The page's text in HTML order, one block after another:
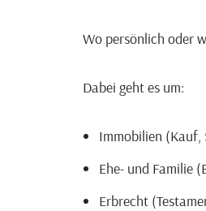
Wo persönlich oder
Dabei geht es um:
Immobilien (Kauf,
Ehe- und Familie
Erbrecht